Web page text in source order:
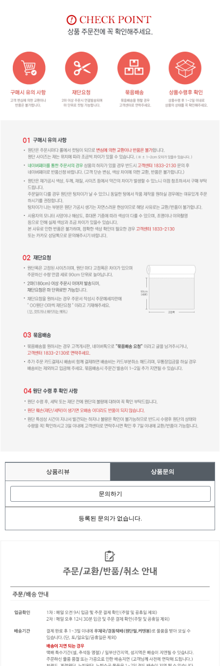
상품리뷰 상품문의
문의하기
등록된 문의가 없습니다.